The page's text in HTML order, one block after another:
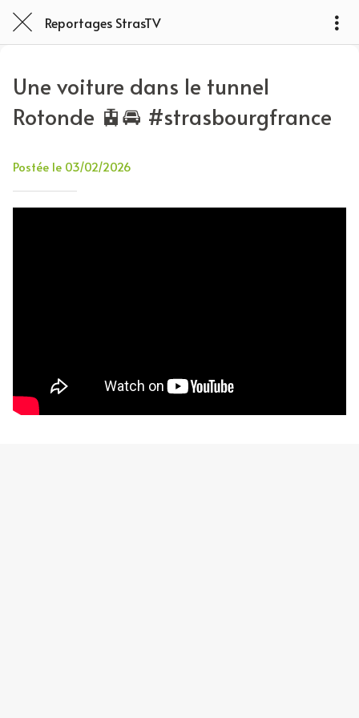
Reportages StrasTV
Une voiture dans le tunnel
Rotonde 🚊🚘 #strasbourgfrance
Postée le 03/02/2026